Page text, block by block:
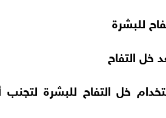
للبشرة
خل التفاح
خل التفاح للبشرة